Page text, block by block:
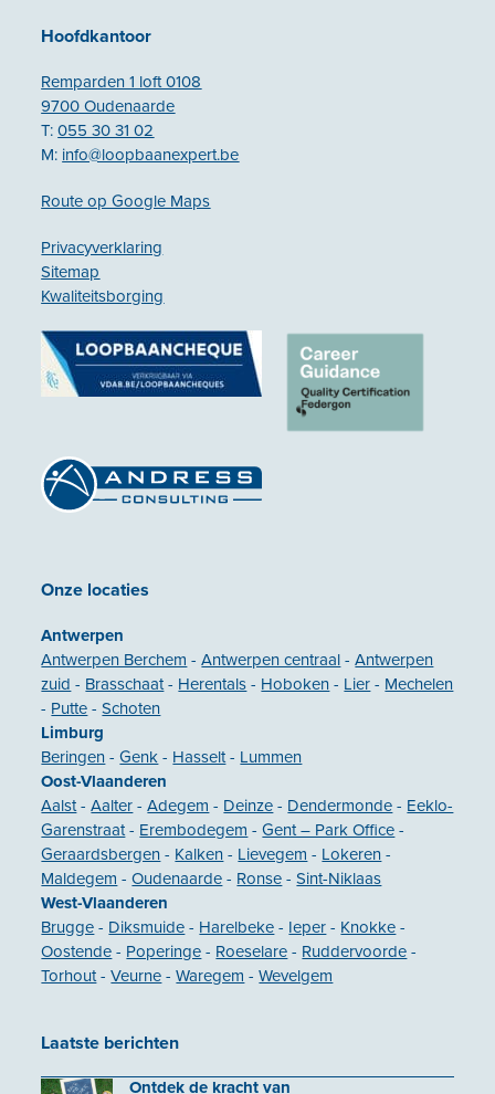
Hoofdkantoor
Remparden 1 loft 0108
9700 Oudenaarde
T:055 30 31 02
M: info@loopbaanexpert.be
Route op Google Maps
Privacyverklaring
Sitemap
Kwaliteitsborging
Onze locaties
Antwerpen
Antwerpen Berchem -Antwerpen centraal -Antwerpen
zuid - Brasschaat - Herentals - Hoboken - Lier - Mechelen
- Putte -Schoten
Limburg
Beringen -Genk - Hasselt - Lummen
Oost-Vlaanderen
Aalst -Aalter -Adegem - Deinze - Dendermonde - Eeklo-
Garenstraat - Erembodegem -Gent – Park Office -
Geraardsbergen - Kalken - Lievegem - Lokeren -
Maldegem -Oudenaarde - Ronse -Sint-Niklaas
West-Vlaanderen
Brugge - Diksmuide - Harelbeke - Ieper - Knokke -
Oostende - Poperinge - Roeselare - Ruddervoorde -
Torhout -Veurne -Waregem -Wevelgem
Laatste berichten
Ontdek de kracht van